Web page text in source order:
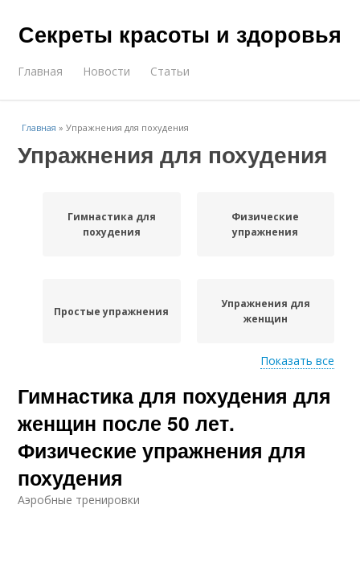
Секреты красоты и здоровья
Главная Новости Статьи
Главная »Упражнения для похудения
Упражнения для похудения
Гимнастика для
похудения
Физические
упражнения
Простые упражнения
Упражнения для
женщин
Упражнения для
ягодиц
Упражнения для
пресса
Упражнения в
домашних условиях
Показать все
Гимнастика для похудения для
женщин после 50 лет.
Физические упражнения для
похудения
Аэробные тренировки